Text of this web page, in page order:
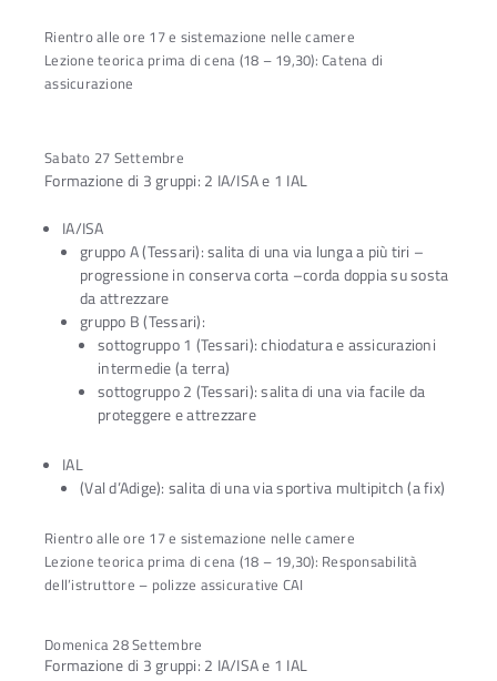
Rientro alle ore 17 e sistemazione nelle camere
Lezione teorica prima di cena (18 – 19,30): Catena di
assicurazione
Sabato 27 Settembre
Formazione di 3 gruppi: 2 IA/ISA e 1 IAL
IA/ISA
gruppo A (Tessari): salita di una via lunga a più tiri –
progressione in conserva corta –corda doppia su sosta
da attrezzare
gruppo B (Tessari):
sottogruppo 1 (Tessari): chiodatura e assicurazioni
intermedie (a terra)
sottogruppo 2 (Tessari): salita di una via facile da
proteggere e attrezzare
IAL
(Val d’Adige): salita di una via sportiva multipitch (a fix)
Rientro alle ore 17 e sistemazione nelle camere
Lezione teorica prima di cena (18 – 19,30): Responsabilità
dell’istruttore – polizze assicurative CAI
Domenica 28 Settembre
Formazione di 3 gruppi: 2 IA/ISA e 1 IAL